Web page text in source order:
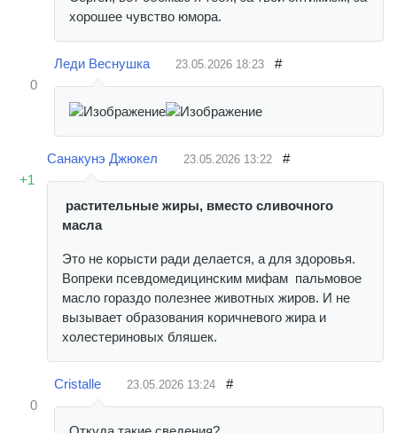
хорошее чувство юмора.
0
Леди Веснушка 23.05.2026 18:23 #
+1
Санакунэ Джюкел 23.05.2026 13:22 #
растительные жиры, вместо сливочного
масла
Это не корысти ради делается, а для здоровья.
Вопреки псевдомедицинским мифам пальмовое
масло гораздо полезнее животных жиров. И не
вызывает образования коричневого жира и
холестериновых бляшек.
0
Cristalle 23.05.2026 13:24 #